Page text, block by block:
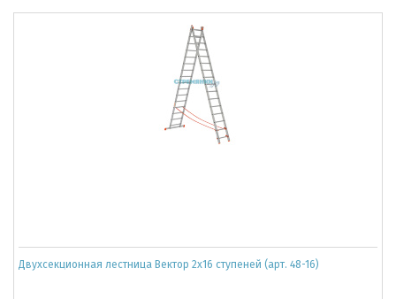
Двухсекционная лестница Вектор 2x16 ступеней (арт. 48-16)